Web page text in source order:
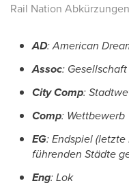
Rail Nation Abkürzungen
AD: American
Assoc: Gesellschaft
City Comp:
Comp: Wettbewerb
EG: Endspiel
führenden Städte
Eng: Lok